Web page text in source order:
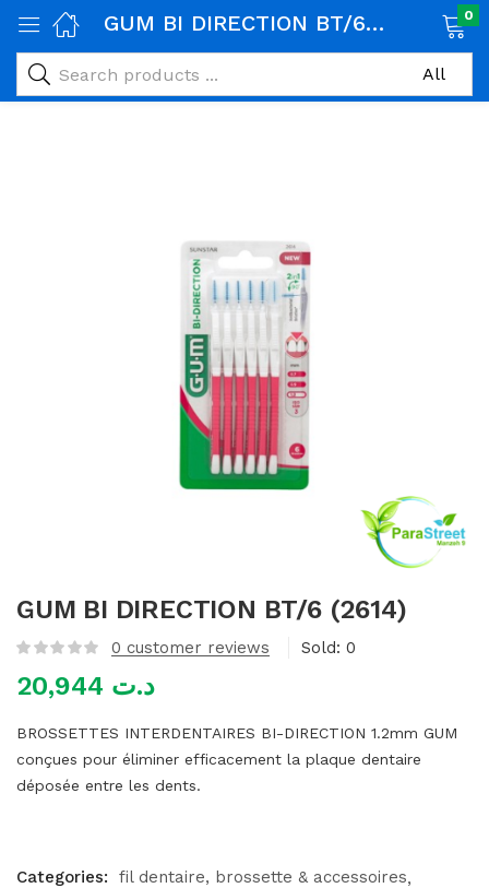
alimentaires)
GUM BI DIRECTION BT/6 (2614) 0
GUM BI DIRECTION BT/6 (2614)
0 customer reviews Sold: 0
د.ت
BROSSETTES INTERDENTAIRES BI-DIRECTION 1.2mm GUM
conçues pour éliminer efficacement la plaque dentaire
déposée entre les dents.
Categories:
fil dentaire, brossette & accessoires